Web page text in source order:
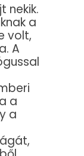
nekik.
a
volt,
A
a
a